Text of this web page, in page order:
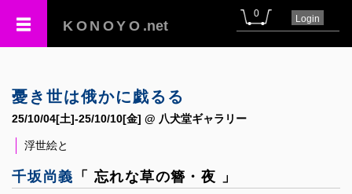
KONOYO .net
0 Login
憂き世は俄かに戯るる
25/10/04[土]-25/10/10[金] @ 八犬堂ギャラリー
浮世絵と
千坂尚義 「 忘れな草の簪・夜 」